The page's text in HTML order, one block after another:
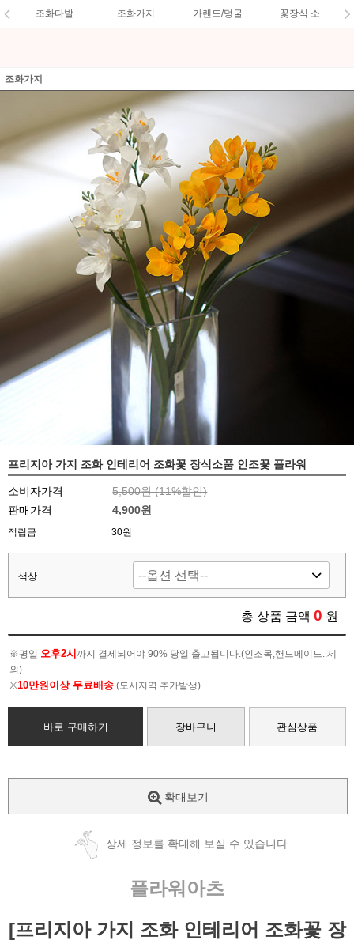
조화다발 조화가지 가랜드/덩굴 꽃장식 소
조화가지
프리지아 가지 조화 인테리어 조화꽃 장식소품 인조꽃 플라워
소비자가격 5,500원 (11%할인)
판매가격
4,900원
적립금 30원
색상
총 상품 금액 0 원
※평일 오후2시 까지 결제되어야 90% 당일 출고됩니다.(인조목,핸드메이드..제
외)
※10만원이상 무료배송 (도서지역 추가발생)
바로 구매하기 장바구니 관심상품
확대보기
상세 정보를 확대해 보실 수 있습니다
플라워아츠
[프리지아 가지 조화 인테리어 조화꽃 장